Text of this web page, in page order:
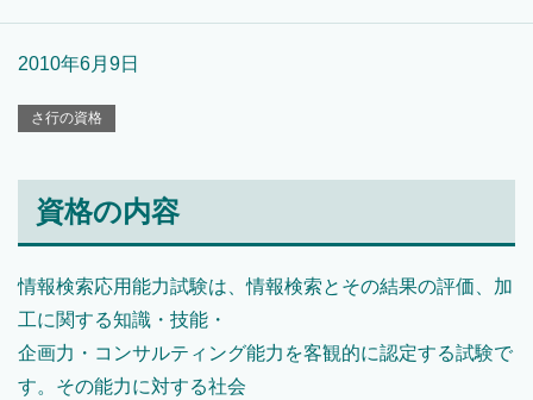
2010年6月9日
さ行の資格
資格の内容
情報検索応用能力試験は、情報検索とその結果の評価、加
工に関する知識・技能・
企画力・コンサルティング能力を客観的に認定する試験で
す。その能力に対する社会